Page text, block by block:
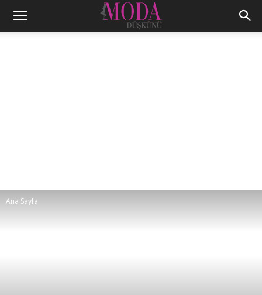
Ana Sayfa